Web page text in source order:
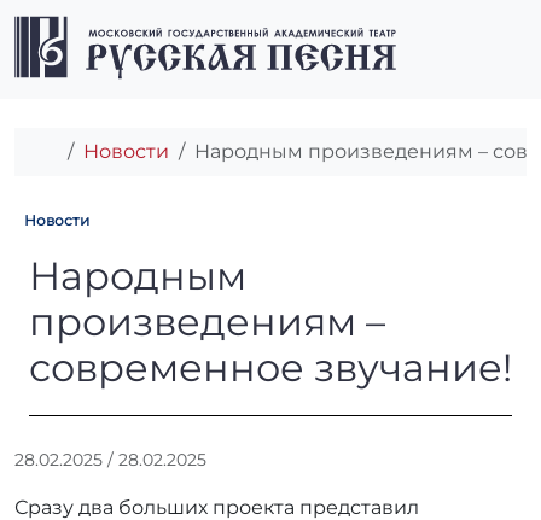
Перейти к содержимому
Перейти к футеру
Главная
Новости Народным произведениям –
Новости
Народным произведениям
Народным
произведениям –
современное звучание!
28.02.2025 / 28.02.2025
т
Сразу два больших проекта представил